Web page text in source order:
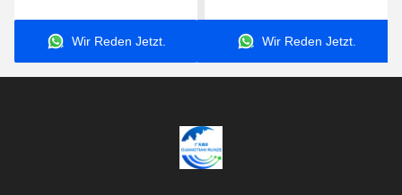
Server
Wir Reden Jetzt.
Geschäftsanwendungen
Wir Reden Jetzt.